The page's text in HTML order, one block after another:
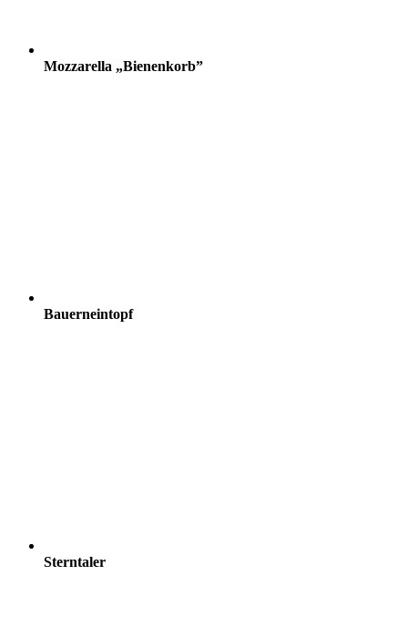
Mozzarella „Bienenkorb”
Bauerneintopf
Sterntaler